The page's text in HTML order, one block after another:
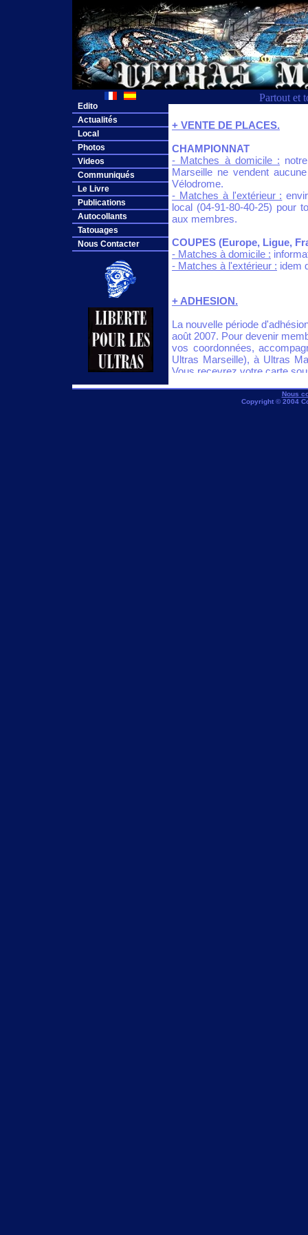
Partout et
Edito
Actualités
Local
Photos
Videos
Communiqués
Le Livre
Publications
Autocollants
Tatouages
Nous Contacter
+ VENTE DE PLACES.
CHAMPIONNAT
- Matches à domicile :
Marseille ne vendent
Vélodrome.
- Matches à l'extérieur :
local (04-91-80-40-25) pour
aux membres.
COUPES (Europe, Ligue,
- Matches à domicile :
- Matches à l'extérieur : idem
+ ADHESION.
La nouvelle période
août 2007. Pour devenir
vos coordonnées,
Ultras Marseille), à Ultras
Vous recevrez votre carte
Nous
Copyright © 2004